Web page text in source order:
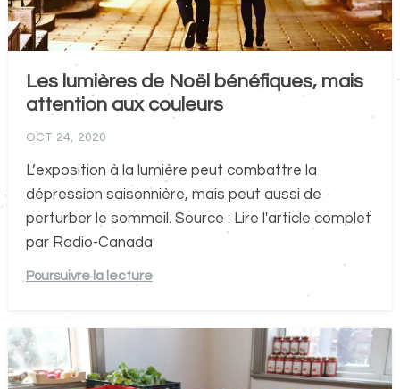
Les lumières de Noël bénéfiques, mais
attention aux couleurs
OCT 24, 2020
L’exposition à la lumière peut combattre la
dépression saisonnière, mais peut aussi de
perturber le sommeil. Source : Lire l'article complet
par Radio-Canada
Poursuivre la lecture